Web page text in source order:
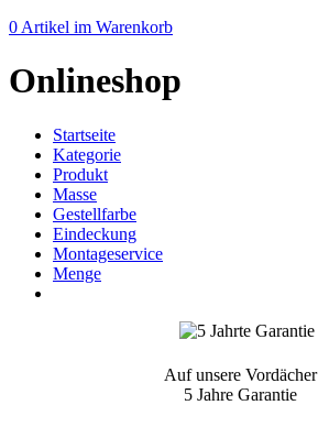
0 Artikel im Warenkorb
Onlineshop
Startseite
Kategorie
Produkt
Masse
Gestellfarbe
Eindeckung
Montageservice
Menge
Auf unsere Vordächer
5 Jahre Garantie